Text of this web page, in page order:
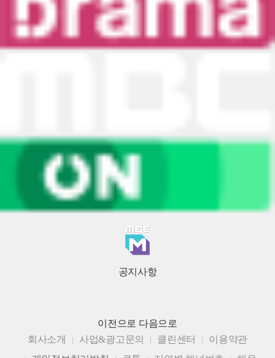
공지사항
이전으로 다음으로
회사소개
사업&광고문의 클린센터
이용약관